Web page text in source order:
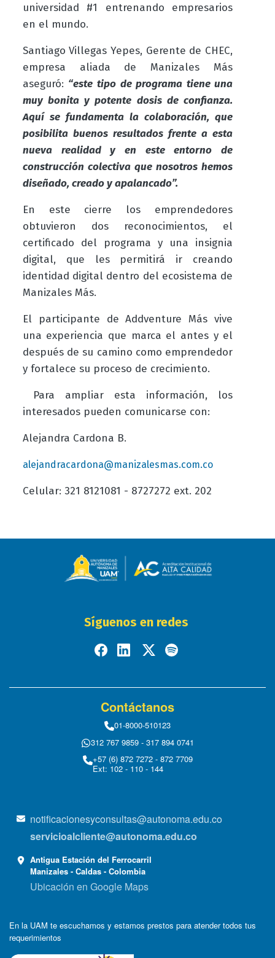
universidad #1 entrenando empresarios
en el mundo.
Santiago Villegas Yepes, Gerente de CHEC,
empresa aliada de Manizales Más
aseguró: “este tipo de programa tiene una
muy bonita y potente dosis de confianza.
Aquí se fundamenta la colaboración, que
posibilita buenos resultados frente a esta
nueva realidad y en este entorno de
construcción colectiva que nosotros hemos
diseñado, creado y apalancado”.
En este cierre los emprendedores
obtuvieron dos reconocimientos, el
certificado del programa y una insignia
digital, que les permitirá ir creando
identidad digital dentro del ecosistema de
Manizales Más.
El participante deAddventure Más vive
una experiencia que marca el antes y el
después de su camino como emprendedor
y fortalece su proceso de crecimiento.
Para ampliar esta información, los
interesados pueden comunicarse con:
Alejandra Cardona B.
alejandracardona@manizalesmas.com.co
Celular: 321 8121081 - 8727272 ext. 202
Síguenos en redes
Contáctanos
01-8000-510123
312 767 9859 - 317 894 0741
+57 (6) 872 7272 - 872 7709
Ext: 102 - 110 - 144
notificacionesyconsultas@autonoma.edu.co
servicioalcliente@autonoma.edu.co
Antigua Estación del Ferrocarril
Manizales - Caldas - Colombia
Ubicación en Google Maps
En la UAM te escuchamos y estamos prestos para atender todos tus
requerimientos